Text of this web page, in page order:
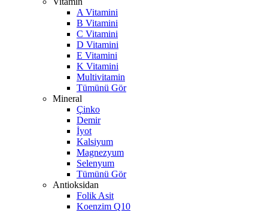
A Vitamini
B Vitamini
C Vitamini
D Vitamini
E Vitamini
K Vitamini
Multivitamin
Tümünü Gör
Mineral
Çinko
Demir
İyot
Kalsiyum
Magnezyum
Selenyum
Tümünü Gör
Antioksidan
Folik Asit
Koenzim Q10